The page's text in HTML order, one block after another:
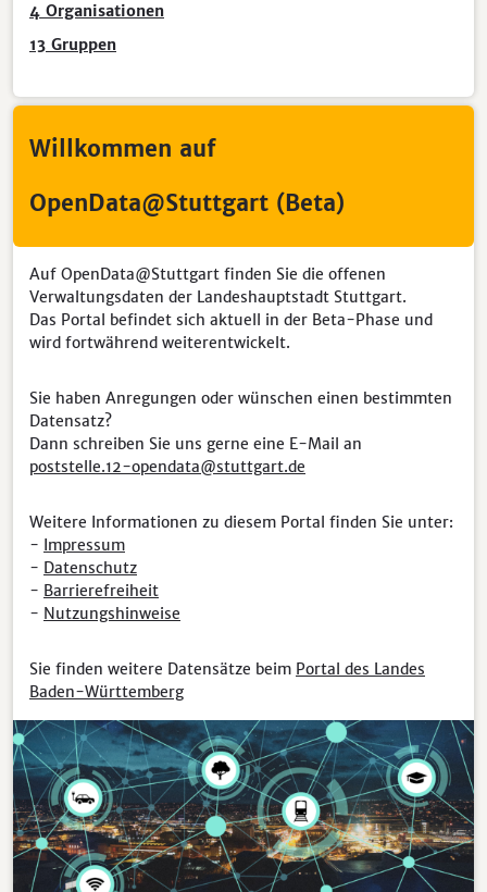
4 Organisationen
13 Gruppen
Willkommen auf
OpenData@Stuttgart (Beta)
Auf OpenData@Stuttgart finden Sie die offenen
Verwaltungsdaten der Landeshauptstadt Stuttgart.
Das Portal befindet sich aktuell in der Beta-Phase und
wird fortwährend weiterentwickelt.
Sie haben Anregungen oder wünschen einen bestimmten
Datensatz?
Dann schreiben Sie uns gerne eine E-Mail an
poststelle.12-opendata@stuttgart.de
Weitere Informationen zu diesem Portal finden Sie unter:
- Impressum
- Datenschutz
- Barrierefreiheit
- Nutzungshinweise
Sie finden weitere Datensätze beim Portal des Landes
Baden-Württemberg